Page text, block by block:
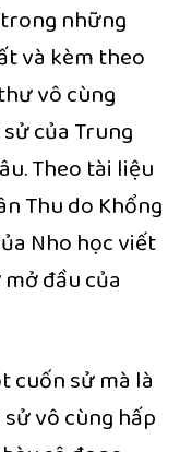
những
và kèm theo
vô cùng
của Trung
Theo tài liệu
Thu do Khổng
Nho học viết
đầu của
cuốn sử mà là
vô cùng hấp